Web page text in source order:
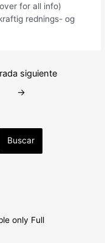
for all info)
rednings- og
siguiente
→
Buscar
only Full